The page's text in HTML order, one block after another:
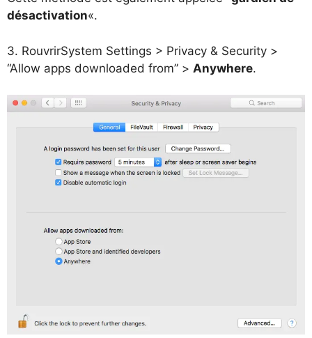
désactivation«.
3. RouvrirSystem Settings > Privacy & Security >
“Allow apps downloaded from” > Anywhere.